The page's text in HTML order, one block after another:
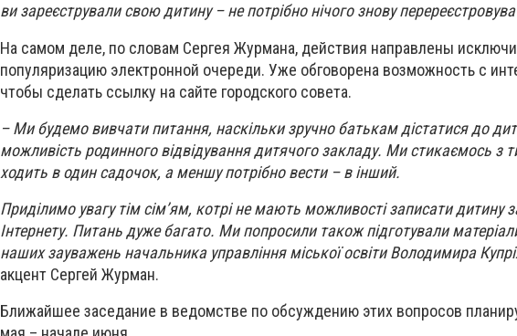
ви зареєстрували свою дитину – не потрібно нічого знову
На самом деле, по словам Сергея Журмана, действия направлены
популяризацию электронной очереди. Уже обговорена возможность с
чтобы сделать ссылку на сайте городского совета.
– Ми будемо вивчати питання, наскільки зручно батькам дістатися до
можливість родинного відвідування дитячого закладу. Ми стикаємось
ходить в один садочок, а меншу потрібно вести – в інший.
Приділимо увагу тім сім’ям, котрі не мають можливості записати дитину
Інтернету. Питань дуже багато. Ми попросили також підготували
наших зауважень начальника управління міської освіти Володимира
акцент Сергей Журман.
Ближайшее заседание в ведомстве по обсуждению этих вопросов